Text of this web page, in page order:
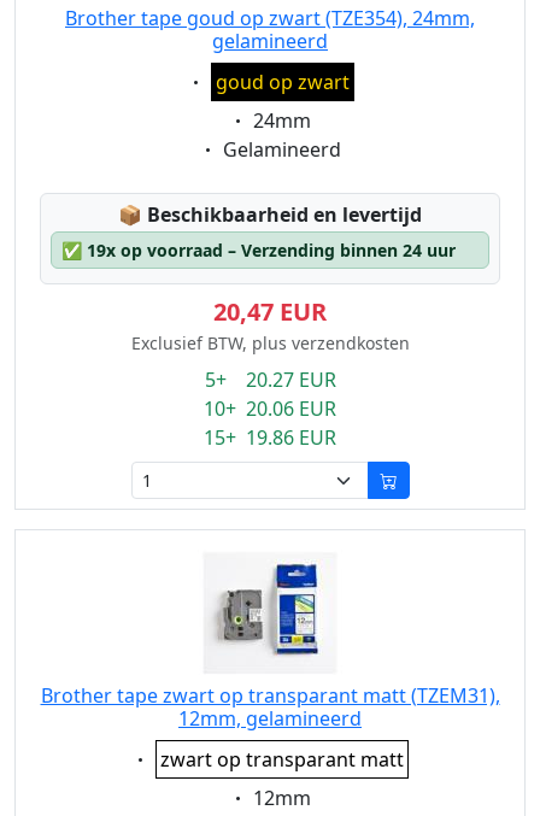
Brother tape goud op zwart (TZE354), 24mm,
gelamineerd
Eigenschaft:
goud op zwart
Eigenschaft:
24mm
Eigenschaft:
Gelamineerd
📦 Lagerstatus:
Beschikbaarheid en levertijd
✅ 19x op voorraad – Verzending binnen 24 uur
20,47 EUR
Exclusief BTW, plus verzendkosten
5+ 20.27 EUR
10+ 20.06 EUR
15+ 19.86 EUR
Brother tape zwart op transparant matt (TZEM31),
12mm, gelamineerd
Eigenschaft:
zwart op transparant matt
Eigenschaft:
12mm